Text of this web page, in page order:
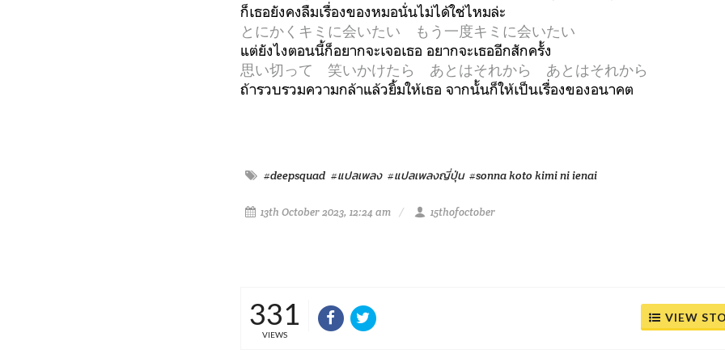
ก็เธอยังคงลืมเรื่องของหมอนั่นไม่ได้ใช่ไหมล่ะ
とにかくキミに会いたい もう一度キミに会いたい
แต่ยังไงตอนนี้ก็อยากจะเจอเธอ อยากจะเธออีกสักครั้ง
思い切って 笑いかけたら あとはそれから あとはそれから
ถ้ารวบรวมความกล้าแล้วยิ้มให้เธอ จากนั้นก็ให้เป็นเรื่องของอนาคต
#deepsquad #แปลเพลง #แปลเพลงญี่ปุ่น #sonna koto kimi ni ienai
13th October 2023, 12:24 am 15thofoctober
331
VIEWS
VIEW